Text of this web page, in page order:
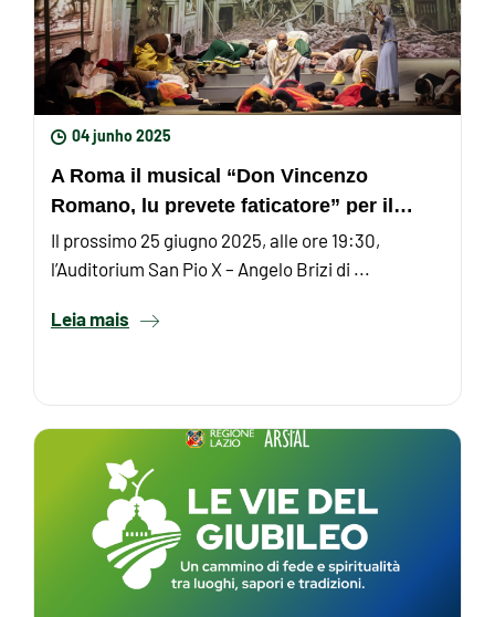
04 junho 2025
A Roma il musical “Don Vincenzo
Romano, lu prevete faticatore” per il
Giubileo dei Vescovi, ...
Il prossimo 25 giugno 2025, alle ore 19:30,
l’Auditorium San Pio X – Angelo Brizi di ...
Leia mais